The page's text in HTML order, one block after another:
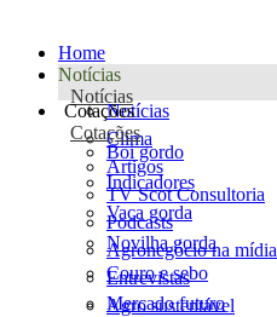
Home
Notícias
Notícias
Notícias
Clima
Artigos
TV Scot Consultoria
Podcasts
Agronegócio na mídia
Entrevistas
Agro sustentável
Cotações
Cotações
Boi gordo
Indicadores
Vaca gorda
Novilha gorda
Couro e sebo
Mercado futuro